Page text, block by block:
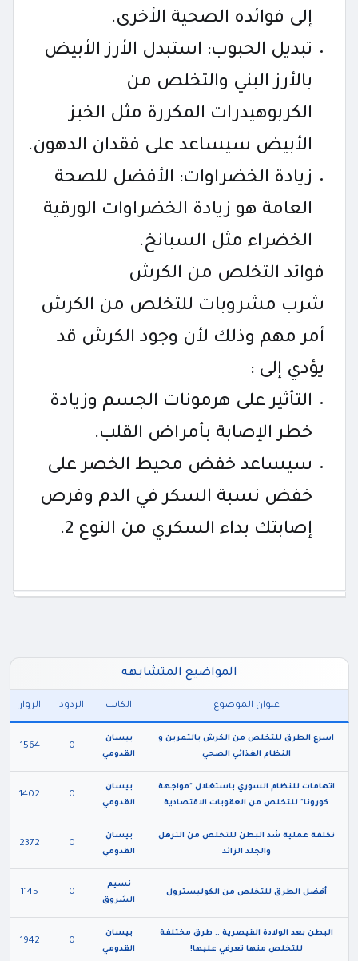
إلى فوائده الصحية الأخرى.
تبديل الحبوب: استبدل الأرز الأبيض
بالأرز البني والتخلص من
الكربوهيدرات المكررة مثل الخبز
الأبيض سيساعد على فقدان الدهون.
زيادة الخضراوات: الأفضل للصحة
العامة هو زيادة الخضراوات الورقية
الخضراء مثل السبانخ.
فوائد التخلص من الكرش
شرب مشروبات للتخلص من الكرش
أمر مهم وذلك لأن وجود الكرش قد
يؤدي إلى :
التأثير على هرمونات الجسم وزيادة
خطر الإصابة بأمراض القلب.
سيساعد خفض محيط الخصر على
خفض نسبة السكر في الدم وفرص
إصابتك بداء السكري من النوع 2.
المواضيع المتشابهه
عنوان الموضوع الكاتب الردود الزوار
اسرع الطرق للتخلص من الكرش بالتمرين و
النظام الغذائي الصحي
بيسان
القدومي
0
1564
اتهامات للنظام السوري باستغلال "مواجهة
كورونا" للتخلص من العقوبات الاقتصادية
بيسان
القدومي
0
1402
تكلفة عملية شد البطن للتخلص من الترهل
والجلد الزائد
بيسان
القدومي
0
2372
أفضل الطرق للتخلص من الكوليسترول
نسيم
الشروق
0
1145
البطن بعد الولادة القيصرية .. طرق مختلفة
للتخلص منها تعرفي عليها!
بيسان
القدومي
0
1942